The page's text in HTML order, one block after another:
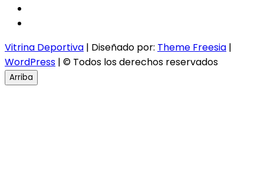
Vitrina Deportiva | Diseñado por: Theme Freesia |
WordPress | © Todos los derechos reservados
Arriba